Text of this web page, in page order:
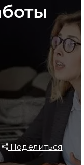
Поделиться